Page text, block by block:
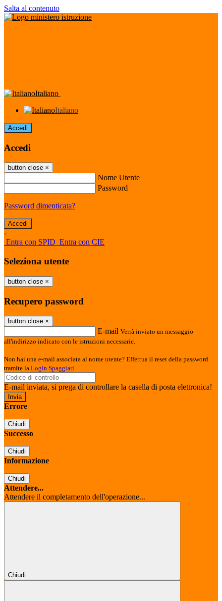
Salta al contenuto
Italiano
Italiano
Accedi
Accedi
button close ×
Nome Utente
Password
Password dimenticata?
-
Entra con SPID Entra con CIE
Seleziona utente
button close ×
Recupero password
button close ×
E-mail Verrà inviato un messaggio
all'indirizzo indicato con le istruzioni necessarie.
Non hai una e-mail associata al nome utente? Effettua il reset della password
tramite la Login Spaggiari
E-mail inviata, si prega di controllare la casella di posta elettronica!
Errore
Chiudi
Successo
Chiudi
Informazione
Chiudi
Attendere...
Attendere il completamento dell'operazione...
Chiudi